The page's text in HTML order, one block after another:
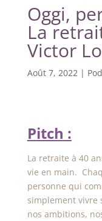
Oggi,
La
Victor
Août 7, 2022|
Pitch :
La retraite à 40
vie en main.
personne qui
simplement vivre
nos ambitions,